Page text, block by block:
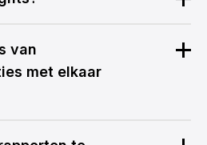
van
met elkaar